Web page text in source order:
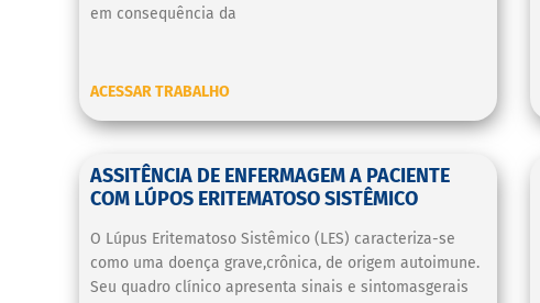
em consequência da
ACESSAR TRABALHO
ASSITÊNCIA DE ENFERMAGEM A PACIENTE
COM LÚPOS ERITEMATOSO SISTÊMICO
O Lúpus Eritematoso Sistêmico (LES) caracteriza-se
como uma doença grave,crônica, de origem autoimune.
Seu quadro clínico apresenta sinais e sintomasgerais